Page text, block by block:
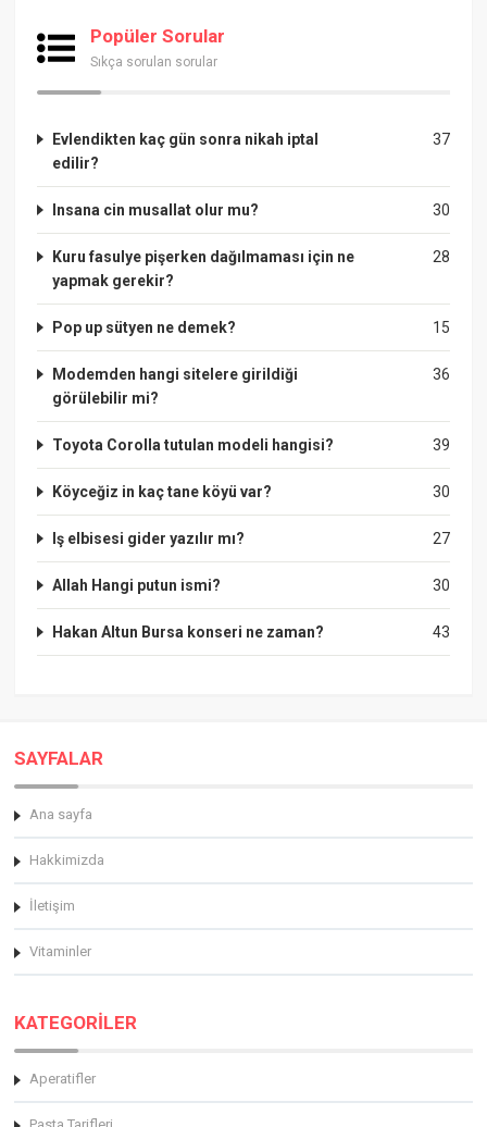
Popüler Sorular
Sıkça sorulan sorular
37
Evlendikten kaç gün sonra nikah iptal
edilir?
30
Insana cin musallat olur mu?
28
Kuru fasulye pişerken dağılmaması için ne
yapmak gerekir?
15
Pop up sütyen ne demek?
36
Modemden hangi sitelere girildiği
görülebilir mi?
39
Toyota Corolla tutulan modeli hangisi?
30
Köyceğiz in kaç tane köyü var?
27
Iş elbisesi gider yazılır mı?
30
Allah Hangi putun ismi?
43
Hakan Altun Bursa konseri ne zaman?
SAYFALAR
Ana sayfa
Hakkimizda
İletişim
Vitaminler
KATEGORİLER
Aperatifler